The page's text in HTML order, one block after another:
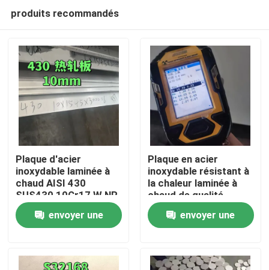
À la maison
Produits
Vidéos
produits recommandés
Plaque d'acier
inoxydable laminée à
chaud AISI 430
SUS430 10Cr17 W.NR
1.4016 Surface NO.1
10*1500*6000
envoyer une
Plaque en acier
inoxydable résistant à
la chaleur laminée à
chaud de qualité
253MA / S30815 avec
surface de décapage
envoyer une